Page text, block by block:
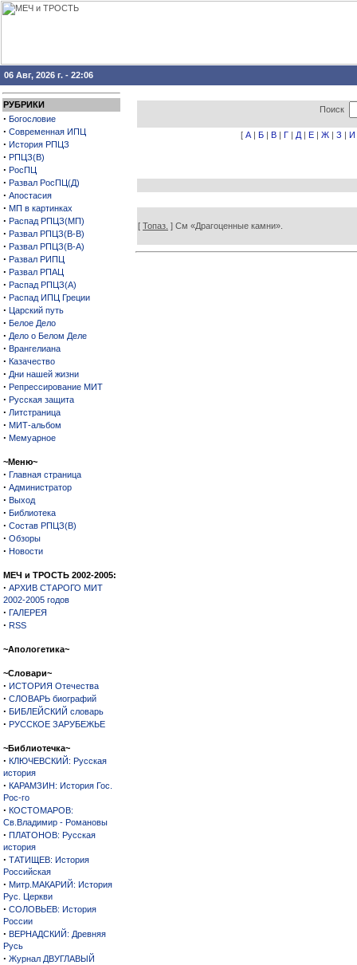
06 Авг, 2026 г. - 22:06
РУБРИКИ
· Богословие
· Современная ИПЦ
· История РПЦЗ
· РПЦЗ(В)
· РосПЦ
· Развал РосПЦ(Д)
· Апостасия
· МП в картинках
· Распад РПЦЗ(МП)
· Развал РПЦЗ(В-В)
· Развал РПЦЗ(В-А)
· Развал РИПЦ
· Развал РПАЦ
· Распад РПЦЗ(А)
· Распад ИПЦ Греции
· Царский путь
· Белое Дело
· Дело о Белом Деле
· Врангелиана
· Казачество
· Дни нашей жизни
· Репрессирование МИТ
· Русская защита
· Литстраница
· МИТ-альбом
· Мемуарное
~Меню~
· Главная страница
· Администратор
· Выход
· Библиотека
· Состав РПЦЗ(В)
· Обзоры
· Новости
МЕЧ и ТРОСТЬ 2002-2005:
· АРХИВ СТАРОГО МИТ
2002-2005 годов
· ГАЛЕРЕЯ
· RSS
~Апологетика~
~Словари~
· ИСТОРИЯ Отечества
· СЛОВАРЬ биографий
· БИБЛЕЙСКИЙ словарь
· РУССКОЕ ЗАРУБЕЖЬЕ
~Библиотечка~
· КЛЮЧЕВСКИЙ: Русская
история
· КАРАМЗИН: История Гос.
Рос-го
· КОСТОМАРОВ:
Св.Владимир - Романовы
· ПЛАТОНОВ: Русская
история
· ТАТИЩЕВ: История
Российская
· Митр.МАКАРИЙ: История
Рус. Церкви
· СОЛОВЬЕВ: История
России
· ВЕРНАДСКИЙ: Древняя
Русь
· Журнал ДВУГЛАВЫЙ
Поиск
[ А | Б | В | Г | Д | Е | Ж | З | И
[ Топаз. ] См «Драгоценные камни».